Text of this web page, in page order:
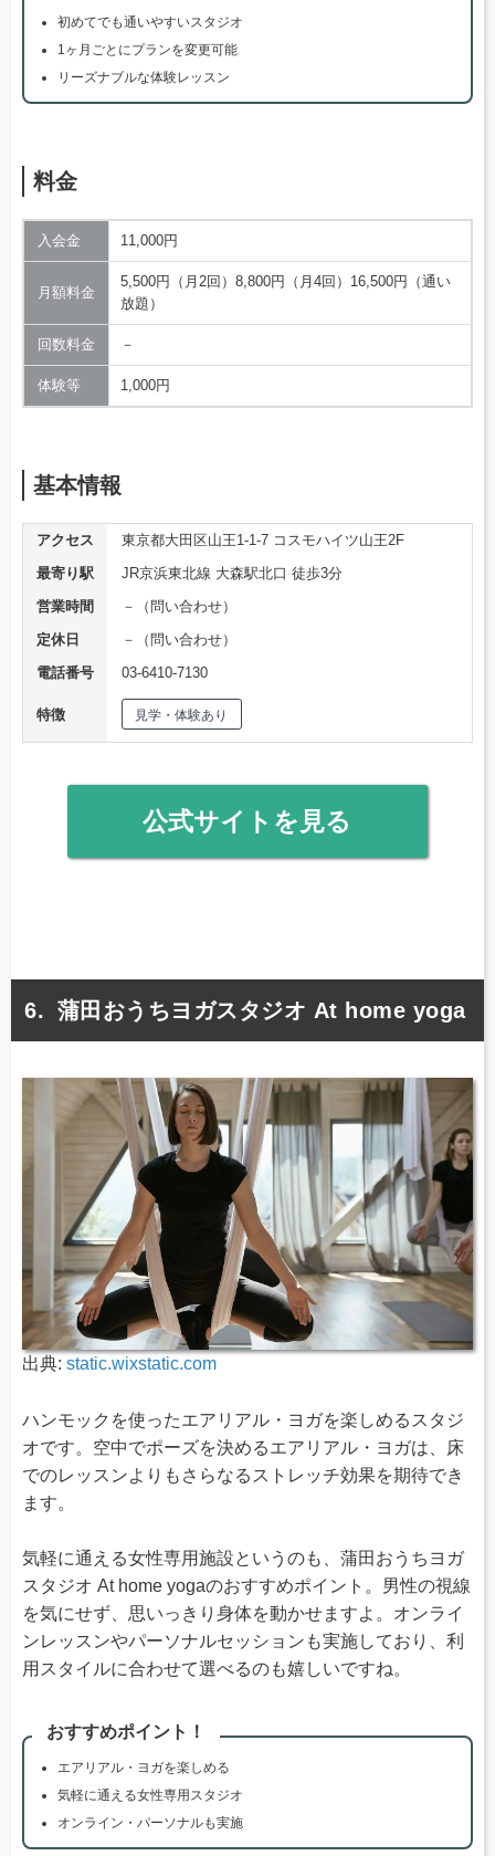
初めてでも通いやすいスタジオ
1ヶ月ごとにプランを変更可能
リーズナブルな体験レッスン
料金
入会金 11,000円
月額料金
5,500円（月2回）8,800円（月4回）16,500円（通い
放題）
回数料金 －
体験等 1,000円
基本情報
アクセス
東京都大田区山王1-1-7 コスモハイツ山王2F
最寄り駅
JR京浜東北線 大森駅北口 徒歩3分
営業時間
－（問い合わせ）
定休日
－（問い合わせ）
電話番号
03-6410-7130
特徴 見学・体験あり
公式サイトを見る
蒲田おうちヨガスタジオ At home yoga
出典: static.wixstatic.com
ハンモックを使ったエアリアル・ヨガを楽しめるスタジ
オです。空中でポーズを決めるエアリアル・ヨガは、床
でのレッスンよりもさらなるストレッチ効果を期待でき
ます。
気軽に通える女性専用施設というのも、蒲田おうちヨガ
スタジオ At home yogaのおすすめポイント。男性の視線
を気にせず、思いっきり身体を動かせますよ。オンライ
ンレッスンやパーソナルセッションも実施しており、利
用スタイルに合わせて選べるのも嬉しいですね。
おすすめポイント！
エアリアル・ヨガを楽しめる
気軽に通える女性専用スタジオ
オンライン・パーソナルも実施